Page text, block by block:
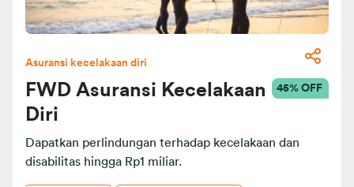
Asuransi kecelakaan diri
FWD Asuransi Kecelakaan
Diri
45% OFF
Dapatkan perlindungan terhadap kecelakaan dan
disabilitas hingga Rp1 miliar.